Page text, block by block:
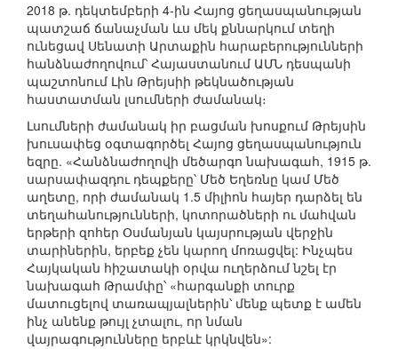
2018 թ. դեկտեմբերի 4-ին Հայոց ցեղասպանության
պատշաճ ճանաչման ևս մեկ քննարկում տեղի
ունեցավ Սենատի Արտաքին հարաբերությունների
հանձնաժողովում՝ Հայաստանում ԱՄՆ դեսպանի
պաշտոնում Լին Թրեյսիի թեկնածության
հաստատման լսումների ժամանակ։
Լսումների ժամանակ իր բացման խոսքում Թրեյսին
խուսափեց օգտագործել Հայոց ցեղասպանություն
եզրը. «Հանձնաժողովի մեծարգո նախագահ, 1915 թ.
սարսափազդու դեպքերը՝ Մեծ Եղեռնը կամ Մեծ
աղետը, որի ժամանակ 1.5 միլիոն հայեր դարձել են
տեղահանությունների, կոտորածների ու մահվան
երթերի զոհեր Օսմանյան կայսրության վերջին
տարիներին, երբեք չեն կարող մոռացվել: Ինչպես
Հայկական հիշատակի օրվա ուղերձում նշել էր
նախագահ Թրամփը՝ «հարգանքի տուրք
մատուցելով տառապյալներին՝ մենք պետք է ամեն
ինչ անենք թույլ չտալու, որ նման
վայրագությունները երբևէ կրկնվեն»: